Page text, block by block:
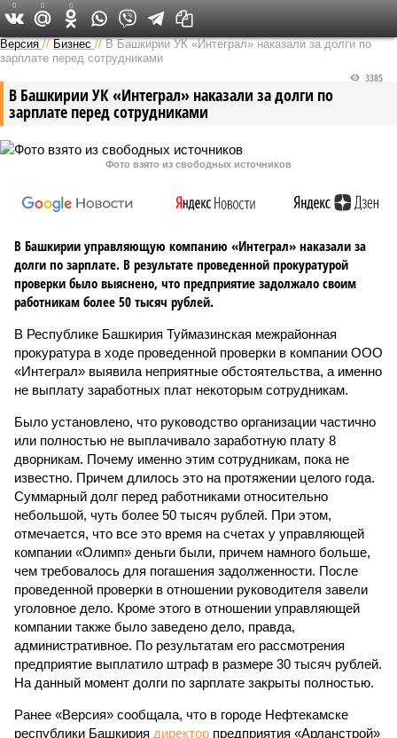
Версия в Башкирии
Версия //Бизнес //В Башкирии УК «Интеграл» наказали за долги по
зарплате перед сотрудниками
В Башкирии УК «Интеграл» наказали за долги по
зарплате перед сотрудниками
3385
Фото взято из свободных источников
В Башкирии управляющую компанию «Интеграл» наказали за
долги по зарплате. В результате проведенной прокуратурой
проверки было выяснено, что предприятие задолжало своим
работникам более 50 тысяч рублей.
В Республике Башкирия Туймазинская межрайонная
прокуратура в ходе проведенной проверки в компании ООО
«Интеграл» выявила неприятные обстоятельства, а именно
не выплату заработных плат некоторым сотрудникам.
Было установлено, что руководство организации частично
или полностью не выплачивало заработную плату 8
дворникам. Почему именно этим сотрудникам, пока не
известно. Причем длилось это на протяжении целого года.
Суммарный долг перед работниками относительно
небольшой, чуть более 50 тысяч рублей. При этом,
отмечается, что все это время на счетах у управляющей
компании «Олимп» деньги были, причем намного больше,
чем требовалось для погашения задолженности. После
проведенной проверки в отношении руководителя завели
уголовное дело. Кроме этого в отношении управляющей
компании также было заведено дело, правда,
административное. По результатам его рассмотрения
предприятие выплатило штраф в размере 30 тысяч рублей.
На данный момент долги по зарплате закрыты полностью.
Ранее «Версия» сообщала, что в городе Нефтекамске
республики Башкирия директор предприятия «Арланстрой»
0 0 0